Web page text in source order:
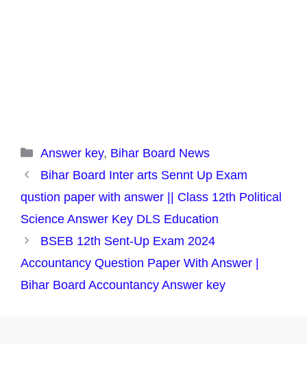
Categories
Answer key, Bihar Board News
Bihar Board Inter arts Sennt Up Exam
qustion paper with answer || Class 12th Political
Science Answer Key DLS Education
BSEB 12th Sent-Up Exam 2024
Accountancy Question Paper With Answer |
Bihar Board Accountancy Answer key